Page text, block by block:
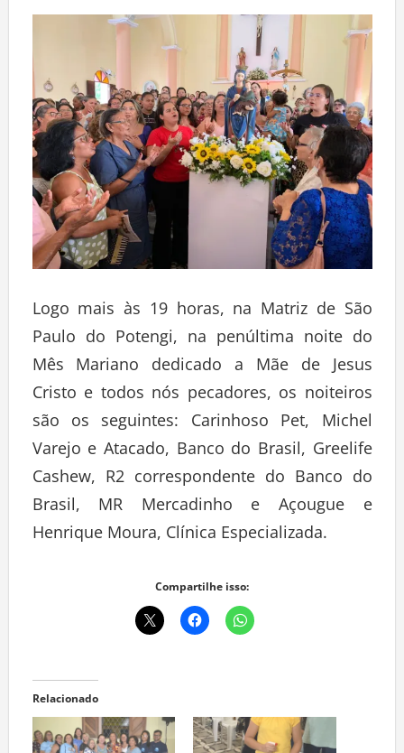
Logo mais às 19 horas, na Matriz de São
Paulo do Potengi, na penúltima noite do
Mês Mariano dedicado a Mãe de Jesus
Cristo e todos nós pecadores, os noiteiros
são os seguintes: Carinhoso Pet, Michel
Varejo e Atacado, Banco do Brasil, Greelife
Cashew, R2 correspondente do Banco do
Brasil, MR Mercadinho e Açougue e
Henrique Moura, Clínica Especializada.
Compartilhe isso:
Relacionado